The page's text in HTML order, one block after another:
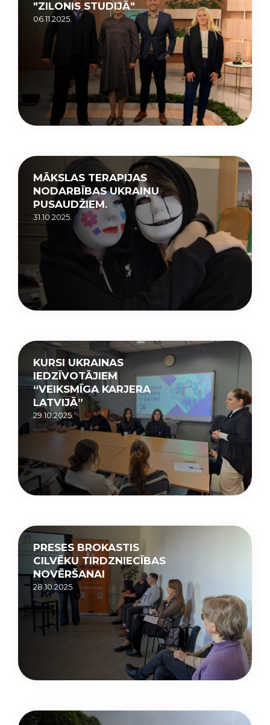
"ZILONIS STUDIJĀ"
06.11.2025.
MĀKSLAS TERAPIJAS
NODARBĪBAS UKRAIŅU
PUSAUDŽIEM.
31.10.2025.
KURSI UKRAINAS
IEDZĪVOTĀJIEM
“VEIKSMĪGA KARJERA
LATVIJĀ”
29.10.2025.
PRESES BROKASTIS
CILVĒKU TIRDZNIECĪBAS
NOVĒRŠANAI
28.10.2025.